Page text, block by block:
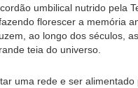
umbilical nutrido pela
florescer a memória
ao longo dos séculos,
teia do universo.
uma rede e ser